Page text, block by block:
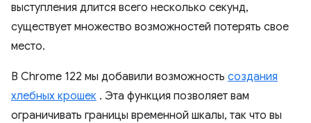
выступления длится всего несколько секунд,
существует множество возможностей потерять свое
место.
В Chrome 122 мы добавили возможность создания
хлебных крошек . Эта функция позволяет вам
ограничивать границы временной шкалы, так что вы